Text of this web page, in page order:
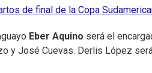
de final de la Copa
Eber Aquino será el
y José Cuevas. Derlis López